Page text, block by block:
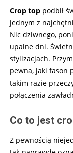
Crop top podbił
jednym z
Nic dziwnego,
upalne dni.
stylizacjach.
pewna, jaki fason
takim razie
połączenia
Co to jest
Z pewnością